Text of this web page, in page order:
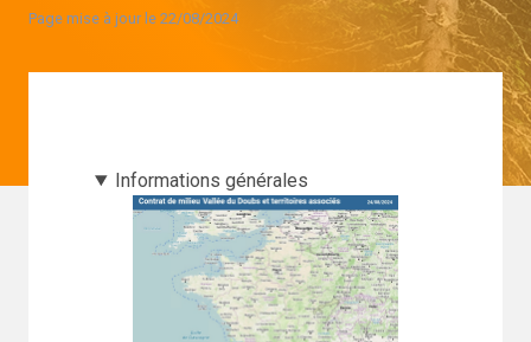
Page mise à jour le 22/08/2024
Informations générales